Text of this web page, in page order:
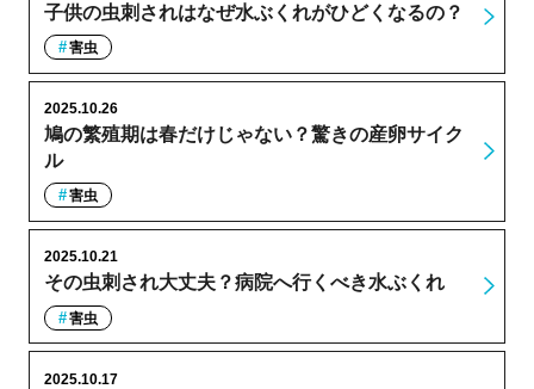
子供の虫刺されはなぜ水ぶくれがひどくなるの？
害虫
鳩の繁殖期は春だけじゃない？驚きの産卵サイク
ル
2025.10.26
害虫
その虫刺され大丈夫？病院へ行くべき水ぶくれ
2025.10.21
害虫
2025.10.17